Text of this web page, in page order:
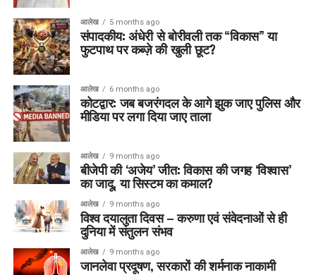
आलेख 5 months ago
संपादकीय: अंधेरी से बोरीवली तक “विकास” या
फुटपाथ पर कब्ज़े की खुली छूट?
आलेख 6 months ago
कोटद्वार: जब बजरंगदल के आगे झुक जाए पुलिस और
मीडिया पर लगा दिया जाए ताला
आलेख 9 months ago
बीजेपी की ‘अजेय’ जीत: विकास की जगह ‘विश्वास’
का जादू, या सिस्टम का कमाल?
आलेख 9 months ago
विश्व दयालुता दिवस – करुणा एवं संवेदनाओं से ही
दुनिया में संतुलन संभव
आलेख 9 months ago
जानलेवा प्रदूषण, सरकारों की शर्मनाक नाकामी